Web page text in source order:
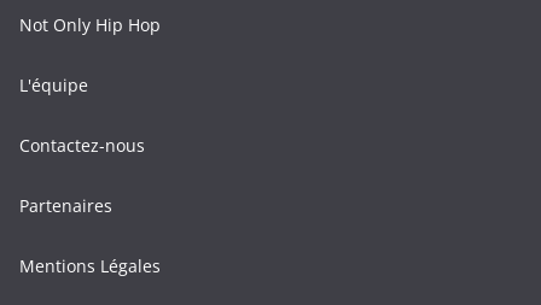
Not Only Hip Hop
L'équipe
Contactez-nous
Partenaires
Mentions Légales